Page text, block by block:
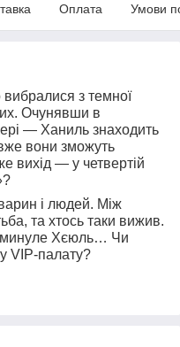
Оплата Умови
з темної
Очунявши в
— Ханиль знаходить
вони зможуть
вихід — у четвертій
і людей. Між
та хтось таки вижив.
минуле Хєюль… Чи
VIP-палату?